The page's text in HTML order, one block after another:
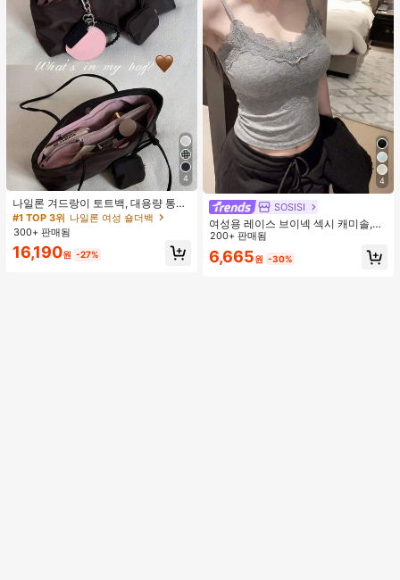
4
나일론 겨드랑이 토트백, 대용량 통근
숄더백, 작은 메이크업 백 포함, 펜던
트 미포함, 가벼운 일상 핸드백 (펜던
트 미포함)
#1 TOP 3위 나일론 여성 숄더백
300+ 판매됨
16,190원 -27%
4
SOSISI
여성용 레이스 브이넥 섹시 캐미솔,
봄/여름, 패딩, 할로우 아웃, 피티드, 슬
림, 레이어링 탑 캐주얼
200+ 판매됨
6,665원 -30%